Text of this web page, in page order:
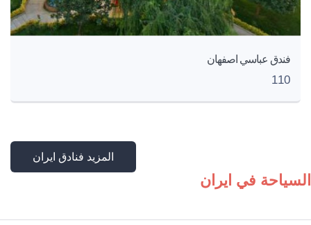
فندق عباسي اصفهان
110
المزید فنادق ايران
السياحة في ايران